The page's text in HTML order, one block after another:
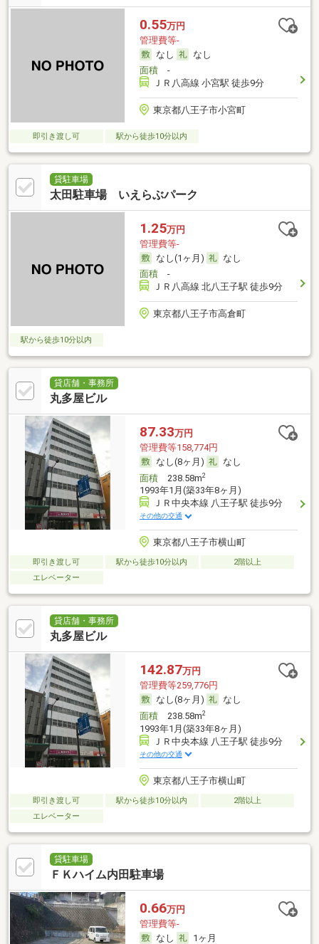
0.55万円
管理費等-
なし
なし
面積-
ＪＲ八高線 小宮駅 徒歩9分
東京都八王子市小宮町
即引き渡し可 駅から徒歩10分以内
貸駐車場
太田駐車場 いえらぶパーク
1.25万円
管理費等-
なし(1ヶ月)
なし
面積-
ＪＲ八高線 北八王子駅 徒歩9分
東京都八王子市高倉町
駅から徒歩10分以内
貸店舗・事務所
丸多屋ビル
87.33万円
管理費等158,774円
なし(8ヶ月)
なし
面積238.58m2
1993年1月(築33年8ヶ月)
ＪＲ中央本線 八王子駅 徒歩9分
その他の交通
東京都八王子市横山町
即引き渡し可 駅から徒歩10分以内
2階以上
エレベーター
貸店舗・事務所
丸多屋ビル
142.87万円
管理費等259,776円
なし(8ヶ月)
なし
面積238.58m2
1993年1月(築33年8ヶ月)
ＪＲ中央本線 八王子駅 徒歩9分
その他の交通
東京都八王子市横山町
即引き渡し可 駅から徒歩10分以内
2階以上
エレベーター
貸駐車場
ＦＫハイム内田駐車場
0.66万円
管理費等-
なし
1ヶ月